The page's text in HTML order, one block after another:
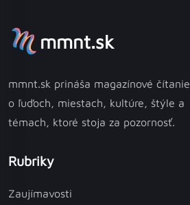
mmnt.sk
mmnt.sk prináša magazínové čítanie
o ľuďoch, miestach, kultúre, štýle a
témach, ktoré stoja za pozornosť.
Rubriky
Zaujímavosti